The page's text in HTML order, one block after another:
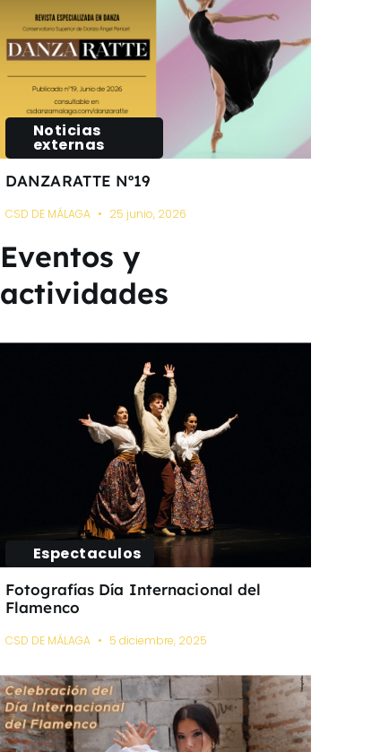
Noticias
externas
DANZARATTE Nº19
CSD DE MÁLAGA 25 junio, 2026
Eventos y
actividades
Espectaculos
Fotografías Día Internacional del
Flamenco
CSD DE MÁLAGA 5 diciembre, 2025